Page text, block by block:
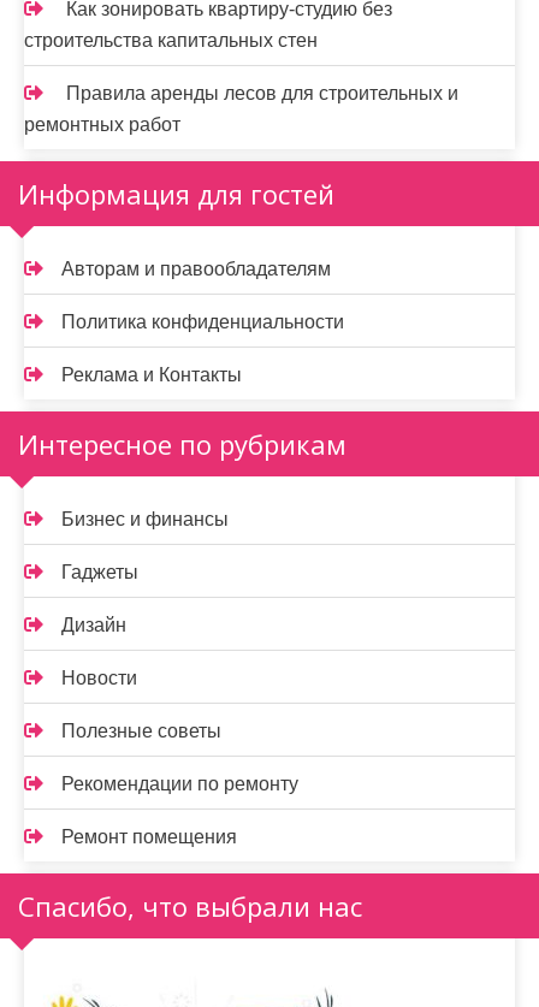
Как зонировать квартиру-студию без
строительства капитальных стен
Правила аренды лесов для строительных и
ремонтных работ
Информация для гостей
Авторам и правообладателям
Политика конфиденциальности
Реклама и Контакты
Интересное по рубрикам
Бизнес и финансы
Гаджеты
Дизайн
Новости
Полезные советы
Рекомендации по ремонту
Ремонт помещения
Спасибо, что выбрали нас